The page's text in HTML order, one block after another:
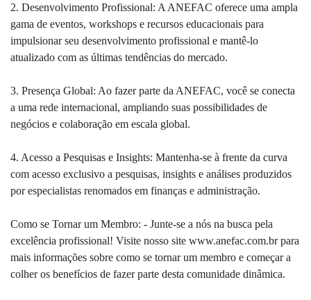
2. Desenvolvimento Profissional: A ANEFAC oferece uma ampla
gama de eventos, workshops e recursos educacionais para
impulsionar seu desenvolvimento profissional e mantê-lo
atualizado com as últimas tendências do mercado.
3. Presença Global: Ao fazer parte da ANEFAC, você se conecta
a uma rede internacional, ampliando suas possibilidades de
negócios e colaboração em escala global.
4. Acesso a Pesquisas e Insights: Mantenha-se à frente da curva
com acesso exclusivo a pesquisas, insights e análises produzidos
por especialistas renomados em finanças e administração.
Como se Tornar um Membro: - Junte-se a nós na busca pela
excelência profissional! Visite nosso site www.anefac.com.br para
mais informações sobre como se tornar um membro e começar a
colher os benefícios de fazer parte desta comunidade dinâmica.